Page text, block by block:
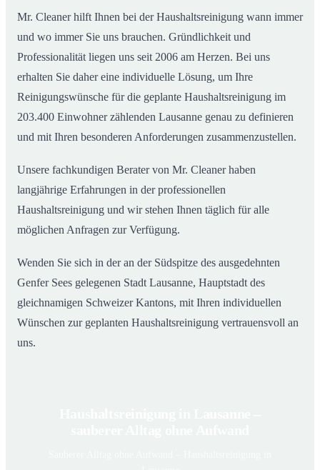
Mr. Cleaner hilft Ihnen bei der Haushaltsreinigung wann immer
und wo immer Sie uns brauchen. Gründlichkeit und
Professionalität liegen uns seit 2006 am Herzen. Bei uns
erhalten Sie daher eine individuelle Lösung, um Ihre
Reinigungswünsche für die geplante Haushaltsreinigung im
203.400 Einwohner zählenden Lausanne genau zu definieren
und mit Ihren besonderen Anforderungen zusammenzustellen.
Unsere fachkundigen Berater von Mr. Cleaner haben
langjährige Erfahrungen in der professionellen
Haushaltsreinigung und wir stehen Ihnen täglich für alle
möglichen Anfragen zur Verfügung.
Wenden Sie sich in der an der Südspitze des ausgedehnten
Genfer Sees gelegenen Stadt Lausanne, Hauptstadt des
gleichnamigen Schweizer Kantons, mit Ihren individuellen
Wünschen zur geplanten Haushaltsreinigung vertrauensvoll an
uns.